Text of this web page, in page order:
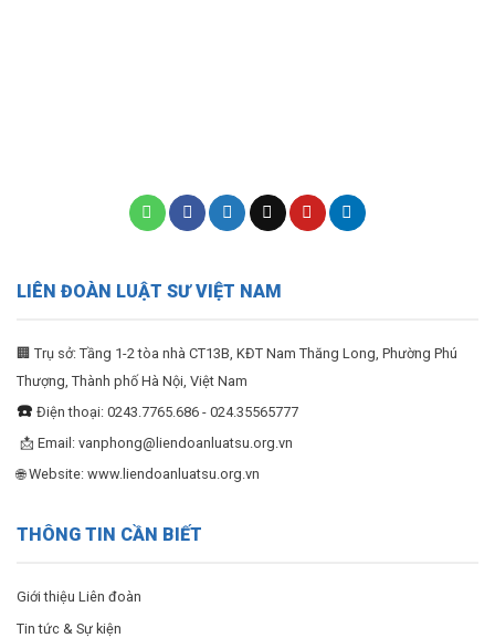
LIÊN ĐOÀN LUẬT SƯ VIỆT NAM
🏢 Trụ sở: Tầng 1-2 tòa nhà CT13B, KĐT Nam Thăng Long, Phường Phú
Thượng, Thành phố Hà Nội, Việt Nam
☎️ Điện thoại: 0243.7765.686 - 024.35565777
📩 Email: vanphong@liendoanluatsu.org.vn
🌐 Website: www.liendoanluatsu.org.vn
THÔNG TIN CẦN BIẾT
Giới thiệu Liên đoàn
Tin tức & Sự kiện